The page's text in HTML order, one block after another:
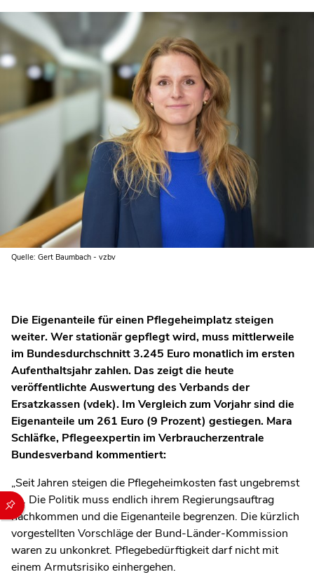
Durch die folgenden Buttons können Sie direkt auf einen
Quelle: Gert Baumbach - vzbv
Die Eigenanteile für einen Pflegeheimplatz steigen
weiter. Wer stationär gepflegt wird, muss mittlerweile
im Bundesdurchschnitt 3.245 Euro monatlich im ersten
Aufenthaltsjahr zahlen. Das zeigt die heute
veröffentlichte Auswertung des Verbands der
Ersatzkassen (vdek). Im Vergleich zum Vorjahr sind die
Eigenanteile um 261 Euro (9 Prozent) gestiegen. Mara
Schläfke, Pflegeexpertin im Verbraucherzentrale
Bundesverband kommentiert:
„Seit Jahren steigen die Pflegeheimkosten fast ungebremst
an. Die Politik muss endlich ihrem Regierungsauftrag
nachkommen und die Eigenanteile begrenzen. Die kürzlich
vorgestellten Vorschläge der Bund-Länder-Kommission
waren zu unkonkret. Pflegebedürftigkeit darf nicht mit
einem Armutsrisiko einhergehen.